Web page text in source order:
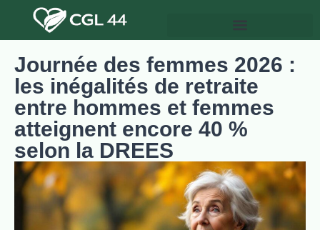
Journée des femmes 2026 :
les inégalités de retraite
entre hommes et femmes
atteignent encore 40 %
selon la DREES